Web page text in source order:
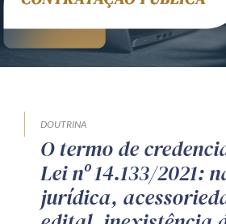
DOUTRINA
O termo de
Lei nº 14.133/2021:
jurídica,